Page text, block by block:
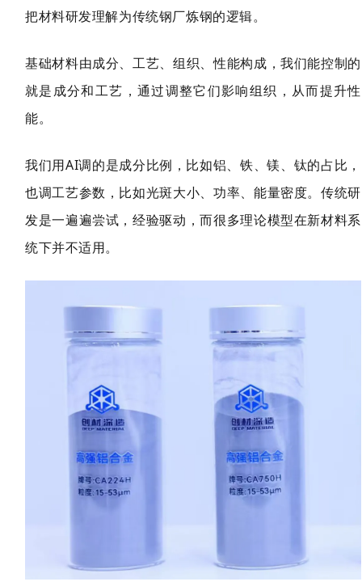
把材料研发理解为传统钢厂炼钢的逻辑。
基础材料由成分、工艺、组织、性能构成，我们能控制的
就是成分和工艺，通过调整它们影响组织，从而提升性
能。
我们用AI调的是成分比例，比如铝、铁、镁、钛的占比，
也调工艺参数，比如光斑大小、功率、能量密度。传统研
发是一遍遍尝试，经验驱动，而很多理论模型在新材料系
统下并不适用。